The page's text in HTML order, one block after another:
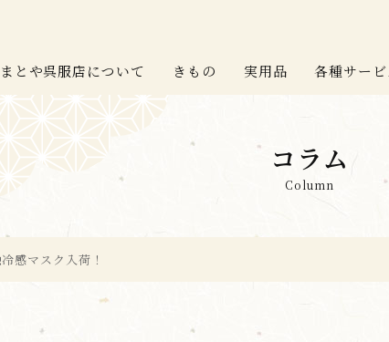
とや呉服店について きもの 実用品 各種サービ
コラム
Column
感マスク入荷！